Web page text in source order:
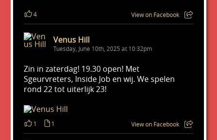
4 View on Facebook
Venus Hill
Tuesday, June 10th, 2025 at 10:32pm
Zin in zaterdag! 19.30 open! Met
Sgeurvreters, Inside Job en wij. We spelen
rond 22 tot uiterlijk 23!
1 1 View on Facebook